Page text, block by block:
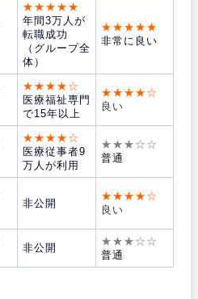
★★★★★
年間3万人が
転職成功
（グループ全
体）
★★★★★
非常に良い
★★★★☆
医療福祉専門
で15年以上
★★★★☆
良い
★★★★☆
医療従事者9
万人が利用
★★★☆☆
普通
非公開
★★★★☆
良い
非公開
★★★☆☆
普通